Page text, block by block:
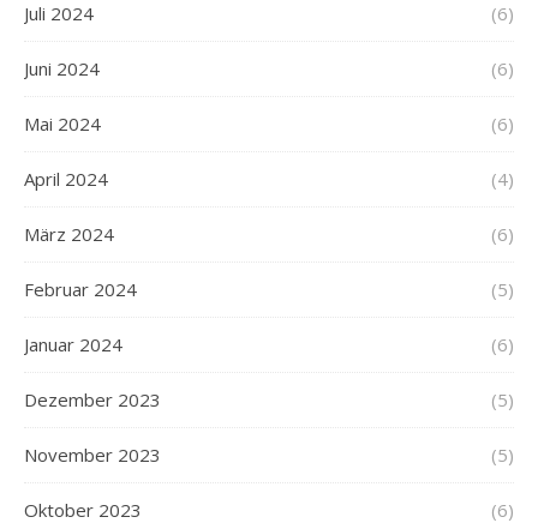
Juli 2024 (6)
Juni 2024 (6)
Mai 2024 (6)
April 2024 (4)
März 2024 (6)
Februar 2024 (5)
Januar 2024 (6)
Dezember 2023 (5)
November 2023 (5)
Oktober 2023 (6)